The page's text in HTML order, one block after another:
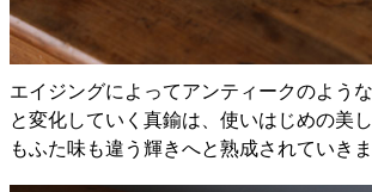
エイジングによってアンティークのよう
と変化していく真鍮は、使いはじめの美
もふた味も違う輝きへと熟成されていきま